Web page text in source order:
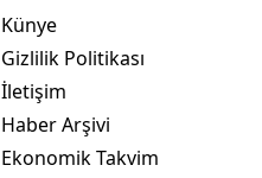
Künye
Gizlilik Politikası
İletişim
Haber Arşivi
Ekonomik Takvim